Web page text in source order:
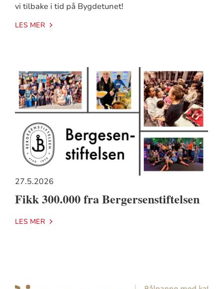
vi tilbake i tid på Bygdetunet!
LES MER
27.5.2026
Fikk 300.000 fra Bergersenstiftelsen
LES MER